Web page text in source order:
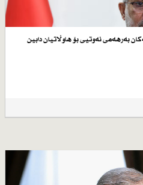
بەرهەمی نەوتیی بۆ هاوڵاتیان دابین